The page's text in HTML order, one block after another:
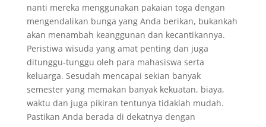
nanti mereka menggunakan pakaian toga dengan
mengendalikan bunga yang Anda berikan, bukankah
akan menambah keanggunan dan kecantikannya.
Peristiwa wisuda yang amat penting dan juga
ditunggu-tunggu oleh para mahasiswa serta
keluarga. Sesudah mencapai sekian banyak
semester yang memakan banyak kekuatan, biaya,
waktu dan juga pikiran tentunya tidaklah mudah.
Pastikan Anda berada di dekatnya dengan